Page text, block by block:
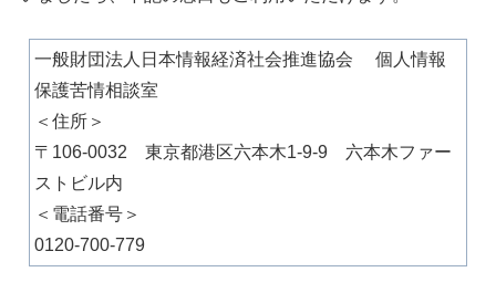
一般財団法人日本情報経済社会推進協会 個人情報
保護苦情相談室
＜住所＞
〒106-0032 東京都港区六本木1-9-9 六本木ファー
ストビル内
＜電話番号＞
0120-700-779